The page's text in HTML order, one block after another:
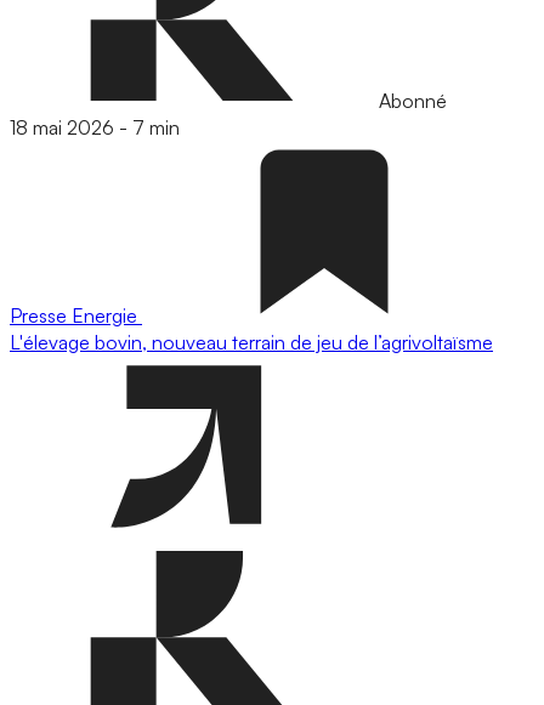
Abonné
18 mai 2026 - 7 min
Presse Energie
L'élevage bovin, nouveau terrain de jeu de l’agrivoltaïsme